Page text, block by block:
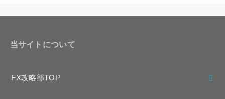
当サイトについて
FX攻略部TOP